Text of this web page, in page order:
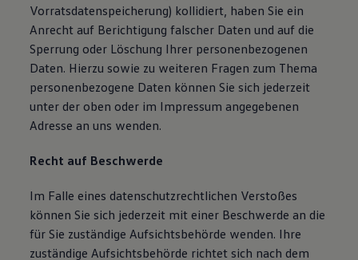
Vorratsdatenspeicherung) kollidiert, haben Sie ein
Anrecht auf Berichtigung falscher Daten und auf die
Sperrung oder Löschung Ihrer personenbezogenen
Daten. Hierzu sowie zu weiteren Fragen zum Thema
personenbezogene Daten können Sie sich jederzeit
unter der oben oder im Impressum angegebenen
Adresse an uns wenden.
Recht auf Beschwerde
Im Falle eines datenschutzrechtlichen Verstoßes
können Sie sich jederzeit mit einer Beschwerde an die
für Sie zuständige Aufsichtsbehörde wenden. Ihre
zuständige Aufsichtsbehörde richtet sich nach dem